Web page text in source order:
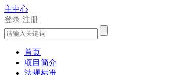
主中心
登录 注册
首页
项目简介
法规标准